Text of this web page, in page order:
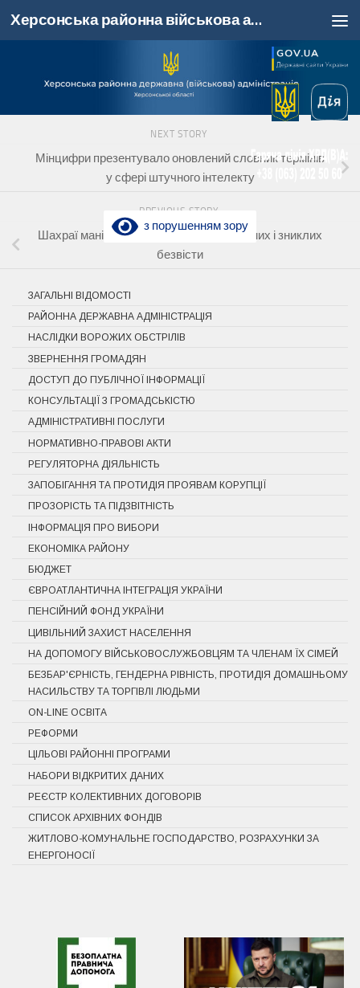
Skip to content Херсонська районна військова адміністрація, Херсонська область
з порушенням зору
NEXT STORY
Мінцифри презентувало оновлений словник термінів
у сфері штучного інтелекту
PREVIOUS STORY
Шахраї маніпулюють родинами полонених і зниклих
безвісти
ЗАГАЛЬНІ ВІДОМОСТІ
РАЙОННА ДЕРЖАВНА АДМІНІСТРАЦІЯ
НАСЛІДКИ ВОРОЖИХ ОБСТРІЛІВ
ЗВЕРНЕННЯ ГРОМАДЯН
ДОСТУП ДО ПУБЛІЧНОЇ ІНФОРМАЦІЇ
КОНСУЛЬТАЦІЇ З ГРОМАДСЬКІСТЮ
АДМІНІСТРАТИВНІ ПОСЛУГИ
НОРМАТИВНО-ПРАВОВІ АКТИ
РЕГУЛЯТОРНА ДІЯЛЬНІСТЬ
ЗАПОБІГАННЯ ТА ПРОТИДІЯ ПРОЯВАМ КОРУПЦІЇ
ПРОЗОРІСТЬ ТА ПІДЗВІТНІСТЬ
ІНФОРМАЦІЯ ПРО ВИБОРИ
ЕКОНОМІКА РАЙОНУ
БЮДЖЕТ
ЄВРОАТЛАНТИЧНА ІНТЕГРАЦІЯ УКРАЇНИ
ПЕНСІЙНИЙ ФОНД УКРАЇНИ
ЦИВІЛЬНИЙ ЗАХИСТ НАСЕЛЕННЯ
НА ДОПОМОГУ ВІЙСЬКОВОСЛУЖБОВЦЯМ ТА ЧЛЕНАМ ЇХ СІМЕЙ
БЕЗБАР'ЄРНІСТЬ, ГЕНДЕРНА РІВНІСТЬ, ПРОТИДІЯ ДОМАШНЬОМУ
НАСИЛЬСТВУ ТА ТОРГІВЛІ ЛЮДЬМИ
ON-LINE ОСВІТА
РЕФОРМИ
ЦІЛЬОВІ РАЙОННІ ПРОГРАМИ
НАБОРИ ВІДКРИТИХ ДАНИХ
РЕЄСТР КОЛЕКТИВНИХ ДОГОВОРІВ
СПИСОК АРХІВНИХ ФОНДІВ
ЖИТЛОВО-КОМУНАЛЬНЕ ГОСПОДАРСТВО, РОЗРАХУНКИ ЗА
ЕНЕРГОНОСІЇ